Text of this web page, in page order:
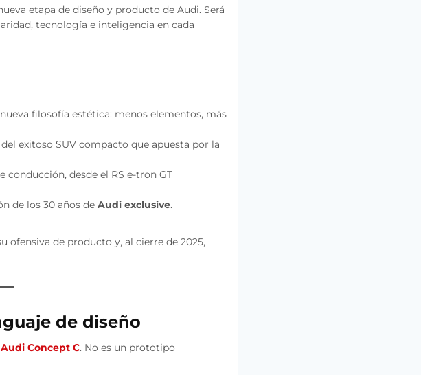
etapa de diseño y producto de Audi. Será
tecnología e inteligencia en cada
filosofía estética: menos elementos, más
exitoso SUV compacto que apuesta por la
desde el RS e-tron GT
de los 30 años de Audi exclusive.
ofensiva de producto y, al cierre de 2025,
de diseño
Audi Concept C. No es un prototipo